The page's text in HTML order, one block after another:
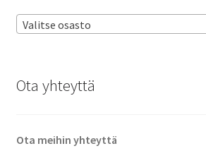
Valitse osasto
Ota yhteyttä
Ota meihin yhteyttä